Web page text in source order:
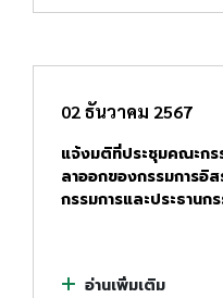
02 ธันวาคม 2567
แจ้งมติที่ประชุมคณะกร
ลาออกของกรรมการอิ
กรรมการและประธานก
อ่านเพิ่มเติม